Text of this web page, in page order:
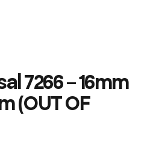
7266 – 16mm
(OUT OF